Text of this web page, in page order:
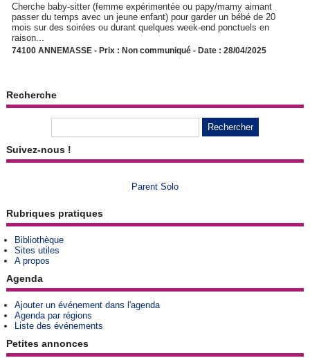
Cherche baby-sitter (femme expérimentée ou papy/mamy aimant
passer du temps avec un jeune enfant) pour garder un bébé de 20
mois sur des soirées ou durant quelques week-end ponctuels en
raison...
74100 ANNEMASSE - Prix : Non communiqué - Date : 28/04/2025
Recherche
Suivez-nous !
Parent Solo
Rubriques pratiques
Bibliothèque
Sites utiles
A propos
Agenda
Ajouter un événement dans l'agenda
Agenda par régions
Liste des événements
Petites annonces